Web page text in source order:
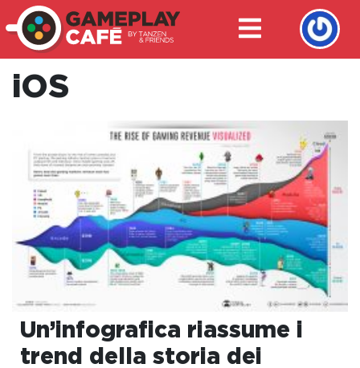
iOS
Un’infografica riassume i
trend della storia dei